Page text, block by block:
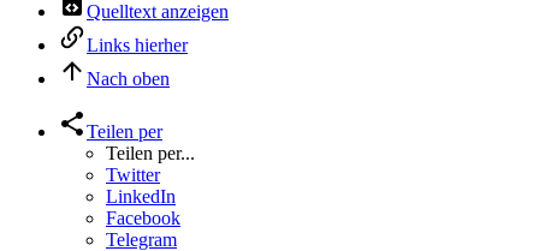
Quelltext anzeigen
Links hierher
Nach oben
Teilen per
Teilen per...
Twitter
LinkedIn
Facebook
Telegram